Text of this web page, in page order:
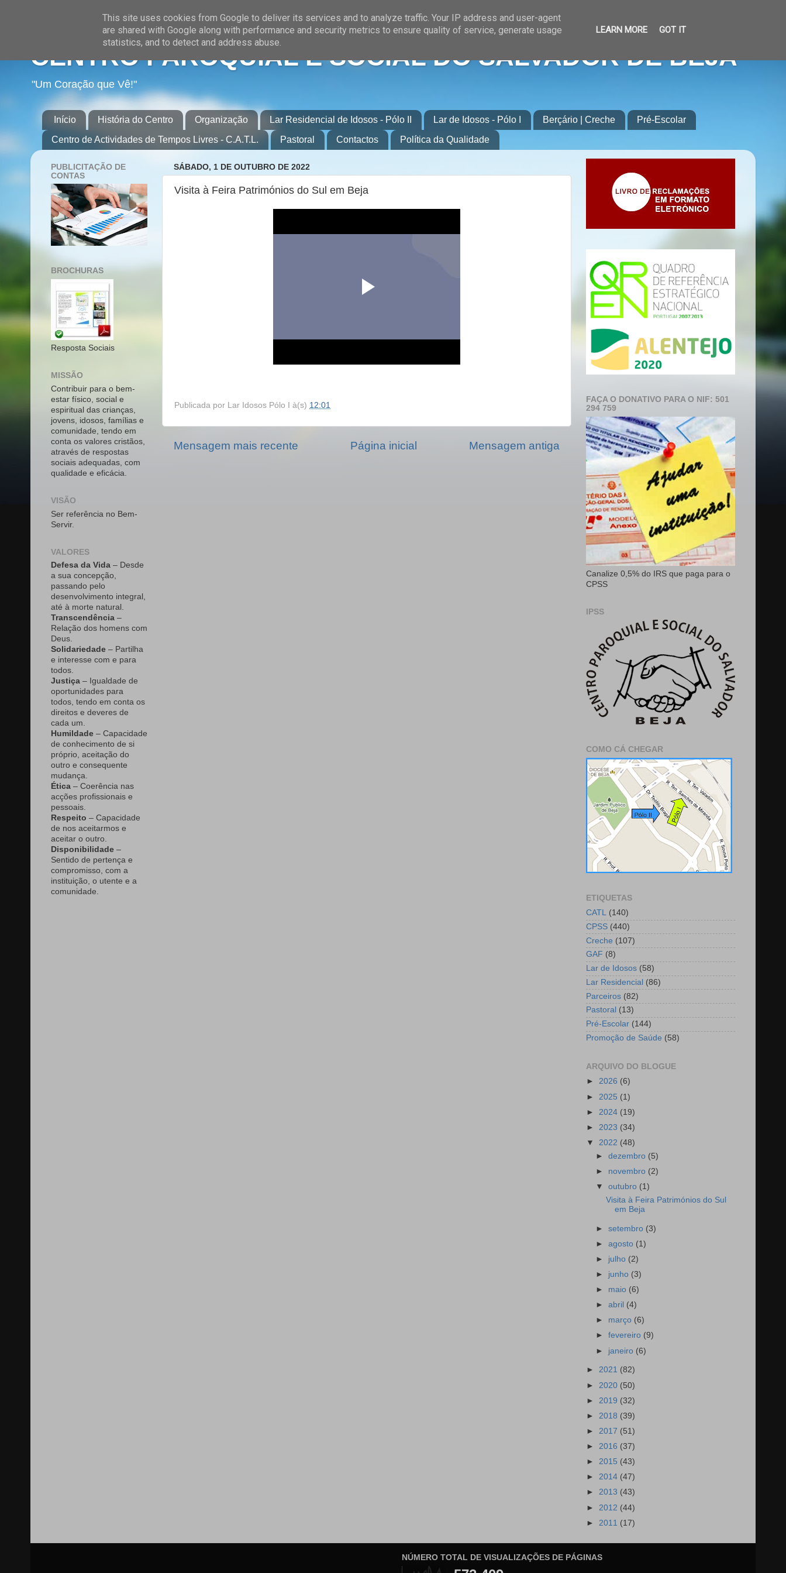
CENTRO PAROQUIAL E SOCIAL DO SALVADOR DE BEJA
"Um Coração que Vê!"
Início História do Centro Organização Lar Residencial de Idosos - Pólo II Lar de Idosos - Pólo I Berçário | Creche
Pré-Escolar
Centro de Actividades de Tempos Livres - C.A.T.L.
Pastoral Contactos Política da Qualidade
SÁBADO, 1 DE OUTUBRO DE 2022
Visita à Feira Patrimónios do Sul em Beja
Publicada por Lar Idosos Pólo I à(s) 12:01
Mensagem mais recente Mensagem antiga
Página inicial
PUBLICITAÇÃO DE
CONTAS
BROCHURAS
Resposta Sociais
MISSÃO
Contribuir para o bem-
estar físico, social e
espiritual das crianças,
jovens, idosos, famílias e
comunidade, tendo em
conta os valores cristãos,
através de respostas
sociais adequadas, com
qualidade e eficácia.
VISÃO
Ser referência no Bem-
Servir.
VALORES
Defesa da Vida – Desde
a sua concepção,
passando pelo
desenvolvimento integral,
até à morte natural.
Transcendência –
Relação dos homens com
Deus.
Solidariedade – Partilha
e interesse com e para
todos.
Justiça – Igualdade de
oportunidades para
todos, tendo em conta os
direitos e deveres de
cada um.
Humildade – Capacidade
de conhecimento de si
próprio, aceitação do
outro e consequente
mudança.
Ética – Coerência nas
acções profissionais e
pessoais.
Respeito – Capacidade
de nos aceitarmos e
aceitar o outro.
Disponibilidade –
Sentido de pertença e
compromisso, com a
instituição, o utente e a
comunidade.
FAÇA O DONATIVO PARA O NIF: 501
294 759
Canalize 0,5% do IRS que paga para o
CPSS
IPSS
COMO CÁ CHEGAR
ETIQUETAS
CATL (140)
CPSS (440)
Creche (107)
GAF (8)
Lar de Idosos (58)
Lar Residencial (86)
Parceiros (82)
Pastoral (13)
Pré-Escolar (144)
Promoção de Saúde (58)
ARQUIVO DO BLOGUE
► 2026 (6)
► 2025 (1)
► 2024 (19)
► 2023 (34)
▼ 2022 (48)
►dezembro (5)
► novembro (2)
▼outubro (1)
Visita à Feira Patrimónios do Sul
em Beja
►setembro (3)
►agosto (1)
► julho (2)
► junho (3)
► maio (6)
►abril (4)
► março (6)
►fevereiro (9)
► janeiro (6)
► 2021 (82)
► 2020 (50)
► 2019 (32)
► 2018 (39)
► 2017 (51)
► 2016 (37)
► 2015 (43)
► 2014 (47)
► 2013 (43)
► 2012 (44)
► 2011 (17)
NÚMERO TOTAL DE VISUALIZAÇÕES DE PÁGINAS
This site uses cookies from Google to deliver its services and to analyze traffic. Your IP address and user-agent
are shared with Google along with performance and security metrics to ensure quality of service, generate usage
statistics, and to detect and address abuse.
LEARN MORE GOT IT